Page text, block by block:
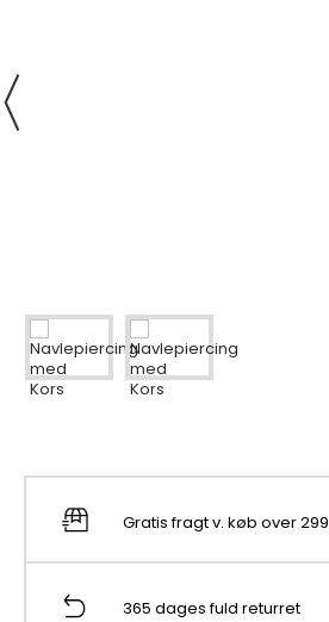
Gratis fragt v. køb over 299
365 dages fuld returret